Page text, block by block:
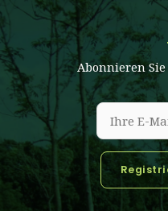
Abonnieren